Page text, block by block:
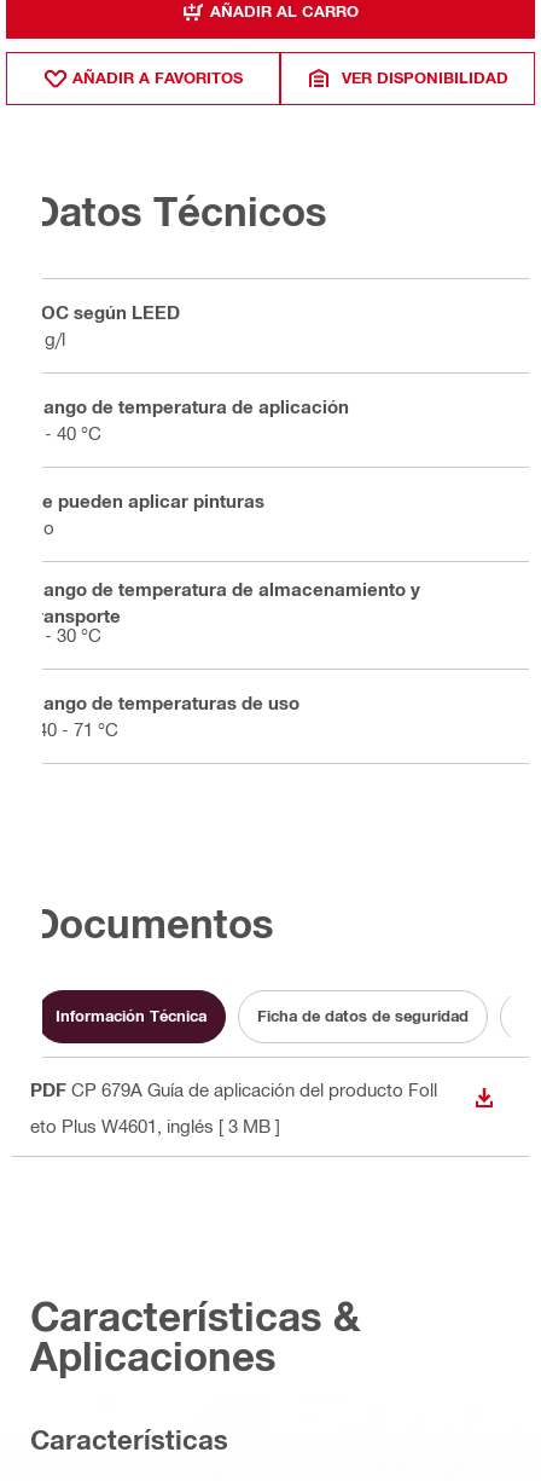
AÑADIR AL CARRO
AÑADIR A FAVORITOS VER DISPONIBILIDAD
Datos Técnicos
VOC según LEED
0 g/l
Rango de temperatura de aplicación
5 - 40 °C
Se pueden aplicar pinturas
No
Rango de temperatura de almacenamiento y
transporte
5 - 30 °C
Rango de temperaturas de uso
-40 - 71 °C
Documentos
Información Técnica Ficha de datos de seguridad
PDF CP 679A Guía de aplicación del producto Foll
eto Plus W4601
, inglés [ 3 MB ]
Características &
Aplicaciones
Características